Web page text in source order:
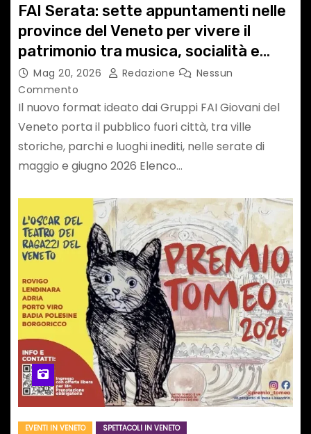
FAI Serata: sette appuntamenti nelle
province del Veneto per vivere il
patrimonio tra musica, socialità e
luoghi da scoprire
Mag 20, 2026 Redazione
Nessun
Commento
Il nuovo format ideato dai Gruppi FAI Giovani del
Veneto porta il pubblico fuori città, tra ville
storiche, parchi e luoghi inediti, nelle serate di
maggio e giugno 2026 Elenco…
EVENTI IN VENETO SPETTACOLI IN VENETO